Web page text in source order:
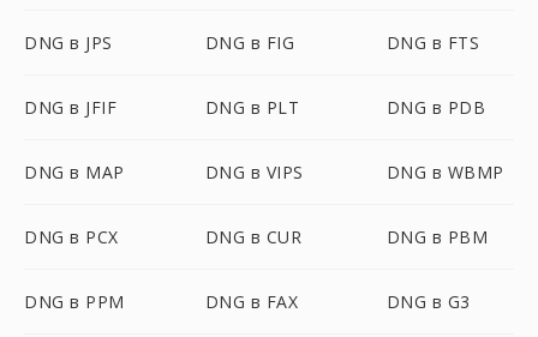
DNG в JPS DNG в FIG DNG в FTS
DNG в JFIF DNG в PLT DNG в PDB
DNG в MAP DNG в VIPS DNG в WBMP
DNG в PCX DNG в CUR DNG в PBM
DNG в PPM DNG в FAX DNG в G3